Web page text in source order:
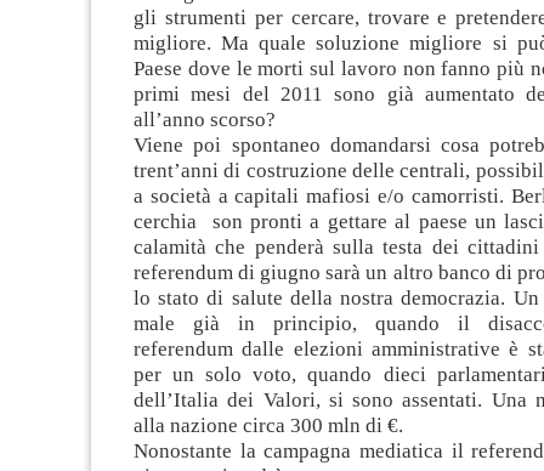
gli strumenti per cercare, trovare e
migliore. Ma quale soluzione migliore si
Paese dove le morti sul lavoro non fanno più
primi mesi del 2011 sono già aumentato
all’anno scorso?
Viene poi spontaneo domandarsi cosa
trent’anni di costruzione delle centrali,
a società a capitali mafiosi e/o camorristi.
cerchia son pronti a gettare al paese un
calamità che penderà sulla testa dei
referendum di giugno sarà un altro banco di
lo stato di salute della nostra democrazia.
male già in principio, quando il
referendum dalle elezioni amministrative è
per un solo voto, quando dieci
dell’Italia dei Valori, si sono assentati. Una
alla nazione circa 300 mln di €.
Nonostante la campagna mediatica il